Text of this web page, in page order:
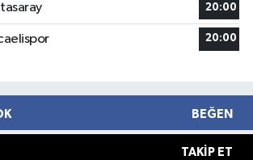
20:00
20:00
BEĞEN
TAKIP ET